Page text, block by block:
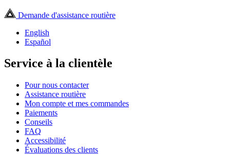
Demande d'assistance routière
English
Español
Service à la clientèle
Pour nous contacter
Assistance routière
Mon compte et mes commandes
Paiements
Conseils
FAQ
Accessibilité
Évaluations des clients